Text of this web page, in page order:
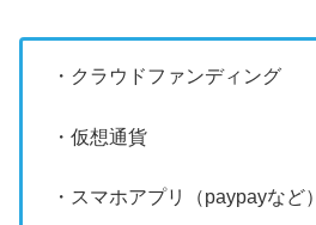
・クラウドファンディング
・仮想通貨
・スマホアプリ（paypayなど）